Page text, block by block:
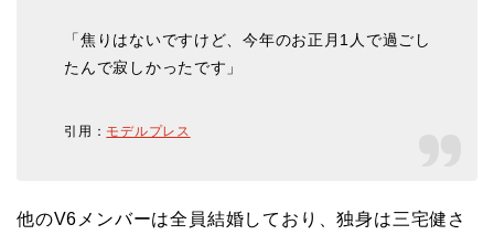
「焦りはないですけど、今年のお正月1人で過ごし
たんで寂しかったです」
引用： モデルプレス
他のV6メンバーは全員結婚しており、独身は三宅健さ